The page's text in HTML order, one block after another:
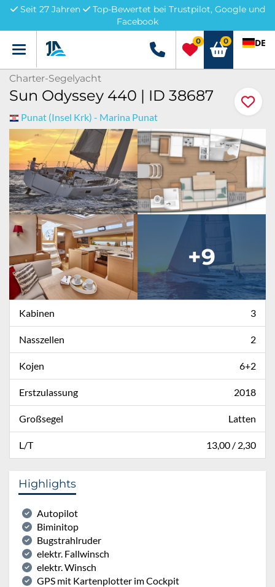
Seit 27 Jahren
Top-Bewertet bei Trustpilot, Google und
Facebook
Menü +49 5741 3222690
0 0 DE
Charter-Segelyacht
Sun Odyssey 440 | ID 38687
Punat (Insel Krk) - Marina Punat
+9
Kabinen 3
Nasszellen 2
Kojen 6+2
Erstzulassung 2018
Großsegel Latten
L/T 13,00 / 2,30
Highlights
Autopilot
Biminitop
Bugstrahlruder
elektr. Fallwinsch
elektr. Winsch
GPS mit Kartenplotter im Cockpit